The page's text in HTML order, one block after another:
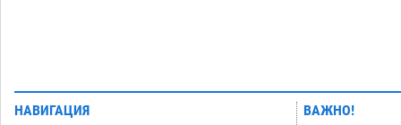
НАВИГАЦИЯ
ВАЖНО!